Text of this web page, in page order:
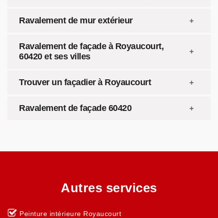
Ravalement de mur extérieur
Ravalement de façade à Royaucourt,
60420 et ses villes
Trouver un façadier à Royaucourt
Ravalement de façade 60420
Autres services
Peinture intérieure Royaucourt